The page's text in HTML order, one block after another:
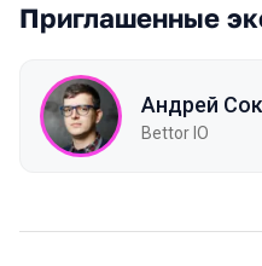
Приглашенные
Андрей
Bettor IO